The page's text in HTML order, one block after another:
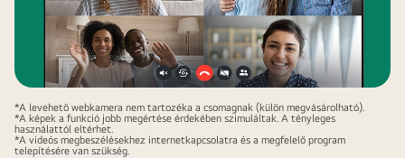
*A levehető webkamera nem tartozéka a csomagnak (külön megvásárolható).
*A képek a funkció jobb megértése érdekében szimuláltak. A tényleges
használattól eltérhet.
*A videós megbeszélésekhez internetkapcsolatra és a megfelelő program
telepítésére van szükség.